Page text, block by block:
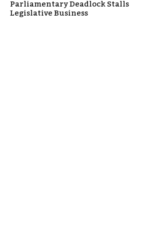
Parliamentary Deadlock Stalls
Legislative Business